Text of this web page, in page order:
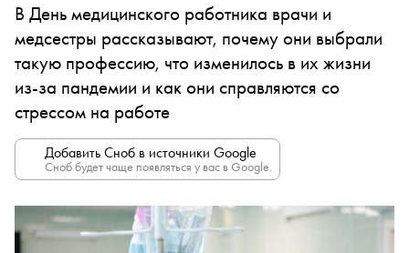
В День медицинского работника врачи и
медсестры рассказывают, почему они выбрали
такую профессию, что изменилось в их жизни
из-за пандемии и как они справляются со
стрессом на работе
Добавить Сноб в источники Google
Сноб будет чаще появляться у вас в Google.